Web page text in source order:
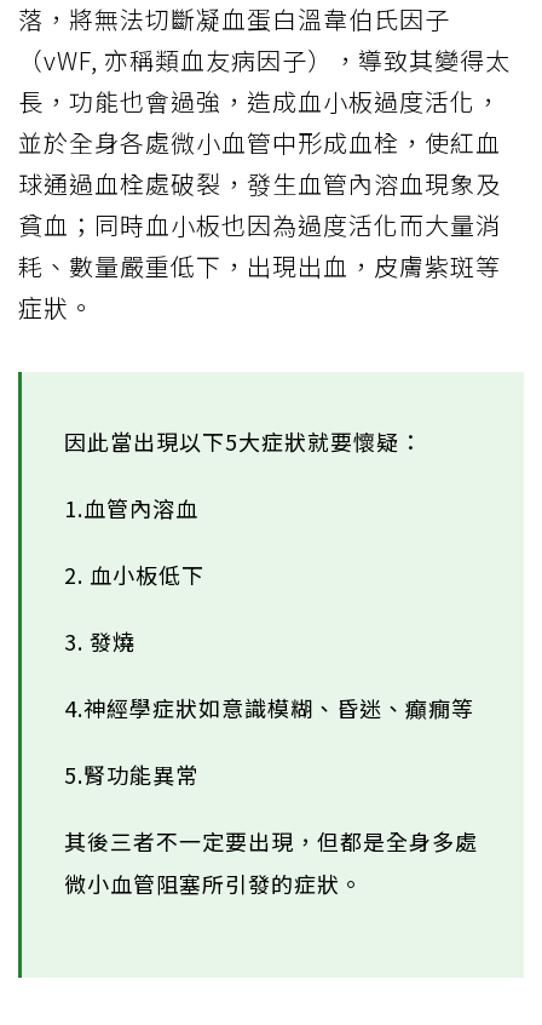
落，將無法切斷凝血蛋白溫韋伯氏因子
（vWF, 亦稱類血友病因子），導致其變得太
長，功能也會過強，造成血小板過度活化，
並於全身各處微小血管中形成血栓，使紅血
球通過血栓處破裂，發生血管內溶血現象及
貧血；同時血小板也因為過度活化而大量消
耗、數量嚴重低下，出現出血，皮膚紫斑等
症狀。
因此當出現以下5大症狀就要懷疑：
1.血管內溶血
2. 血小板低下
3. 發燒
4.神經學症狀如意識模糊、昏迷、癲癇等
5.腎功能異常
其後三者不一定要出現，但都是全身多處
微小血管阻塞所引發的症狀。